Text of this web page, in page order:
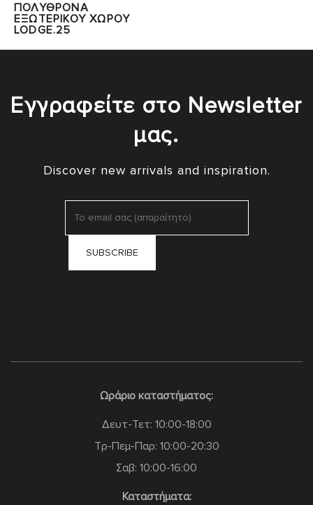
ΠΟΛΥΘΡΟΝΑ
ΕΞΩΤΕΡΙΚΟΥ ΧΩΡΟΥ
LODGE.25
Εγγραφείτε στο Newsletter
μας.
Discover new arrivals and inspiration.
Ωράριο καταστήματος:
Δευτ-Τετ: 10:00-18:00
Τρ-Πεμ-Παρ: 10:00-20:30
Σαβ: 10:00-16:00
Καταστήματα: